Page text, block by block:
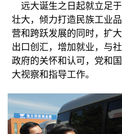
远大诞生之 日起就立足于
壮大， 倾力打造民族工业品
营和跨跃发展的同 时， 扩大
出口创 汇， 增加就业， 与社
政府的关怀和认可， 党和 国
大视察和指导工作。